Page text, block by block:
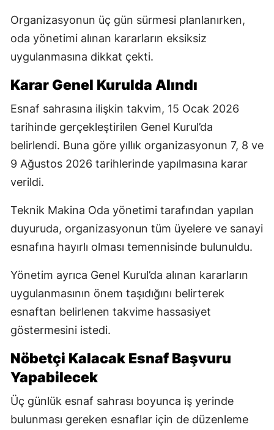
Organizasyonun üç gün sürmesi planlanırken,
oda yönetimi alınan kararların eksiksiz
uygulanmasına dikkat çekti.
Karar Genel Kurulda Alındı
Esnaf sahrasına ilişkin takvim, 15 Ocak 2026
tarihinde gerçekleştirilen Genel Kurul’da
belirlendi. Buna göre yıllık organizasyonun 7, 8 ve
9 Ağustos 2026 tarihlerinde yapılmasına karar
verildi.
Teknik Makina Oda yönetimi tarafından yapılan
duyuruda, organizasyonun tüm üyelere ve sanayi
esnafına hayırlı olması temennisinde bulunuldu.
Yönetim ayrıca Genel Kurul’da alınan kararların
uygulanmasının önem taşıdığını belirterek
esnaftan belirlenen takvime hassasiyet
göstermesini istedi.
Nöbetçi Kalacak Esnaf Başvuru
Yapabilecek
Üç günlük esnaf sahrası boyunca iş yerinde
bulunması gereken esnaflar için de düzenleme